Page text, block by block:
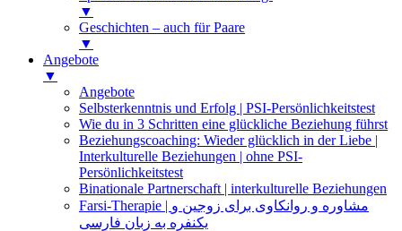
▼
Geschichten – auch für Paare
▼
Angebote
▼
Angebote
Selbsterkenntnis und Erfolg | PSI-Persönlichkeitstest
Wie du in 3 Schritten eine glückliche Beziehung führst
Beziehungscoaching: Wieder glücklich in der Liebe |
Interkulturelle Beziehungen | ohne PSI-
Persönlichkeitstest
Binationale Partnerschaft | interkulturelle Beziehungen
Farsi-Therapie | مشاوره و روانکاوی برای زوجین و
یکنفره به زبان فارسی